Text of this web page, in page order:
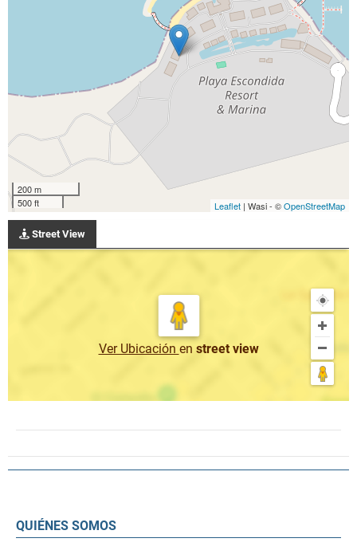
200 m
500 ft
Leaflet | Wasi - ©OpenStreetMap
Street View
Ver Ubicación en street view
QUIÉNES SOMOS